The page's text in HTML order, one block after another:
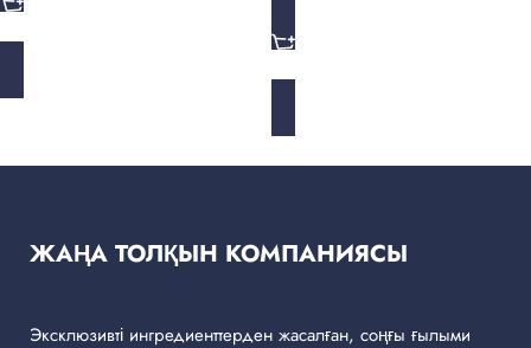
ЖАҢА ТОЛҚЫН КОМПАНИЯСЫ
Эксклюзивті ингредиенттерден жасалған, соңғы ғылыми